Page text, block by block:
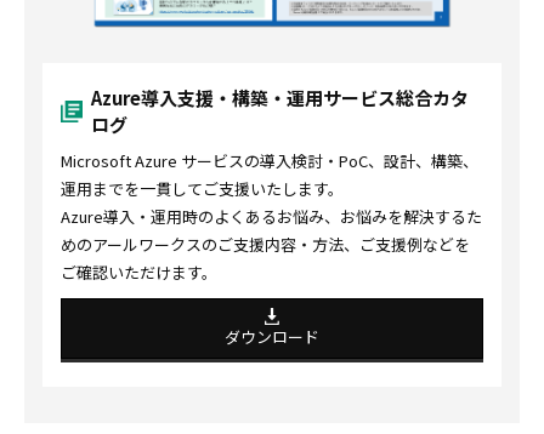
Azure導入支援・構築・運用サービス総合カタ
ログ
Microsoft Azure サービスの導入検討・PoC、設計、構築、
運用までを一貫してご支援いたします。
Azure導入・運用時のよくあるお悩み、お悩みを解決するた
めのアールワークスのご支援内容・方法、ご支援例などを
ご確認いただけます。
ダウンロード